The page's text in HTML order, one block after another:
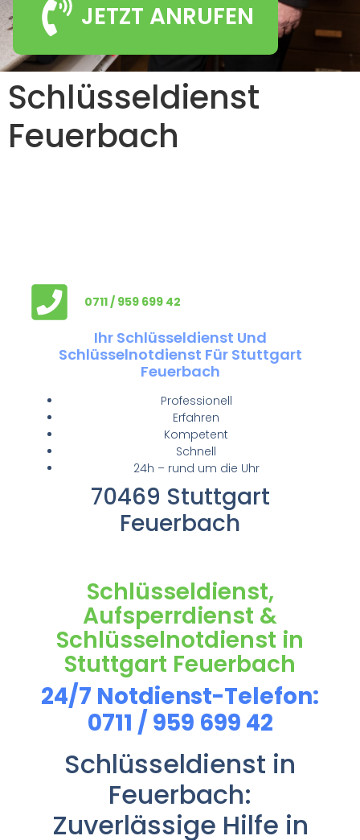
JETZT ANRUFEN
Schlüsseldienst
Feuerbach
Schlüsseldienst,
Aufsperrdienst &
Schlüsselnotdienst in
Stuttgart Feuerbach
24/7 Notdienst-Telefon:
0711 / 959 699 42
Schlüsseldienst in
Feuerbach:
Zuverlässige Hilfe in
0711 / 959 699 42
Ihr Schlüsseldienst Und
Schlüsselnotdienst Für Stuttgart
Feuerbach
Professionell
Erfahren
Kompetent
Schnell
24h – rund um die Uhr
70469 Stuttgart
Feuerbach